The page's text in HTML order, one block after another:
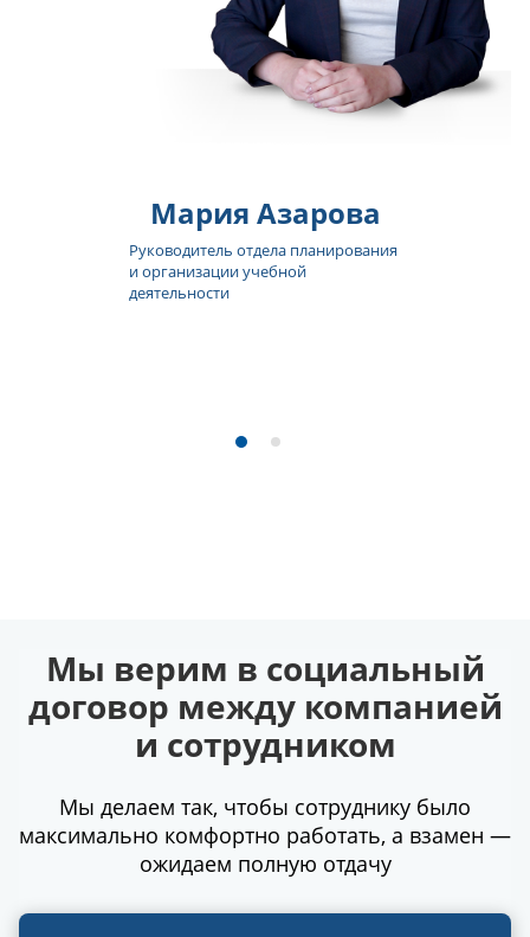
Мария Азарова
Руководитель отдела планирования
и организации учебной
деятельности
Мы верим в социальный
договор между компанией
и сотрудником
Мы делаем так, чтобы сотруднику было
максимально комфортно работать, а взамен —
ожидаем полную отдачу